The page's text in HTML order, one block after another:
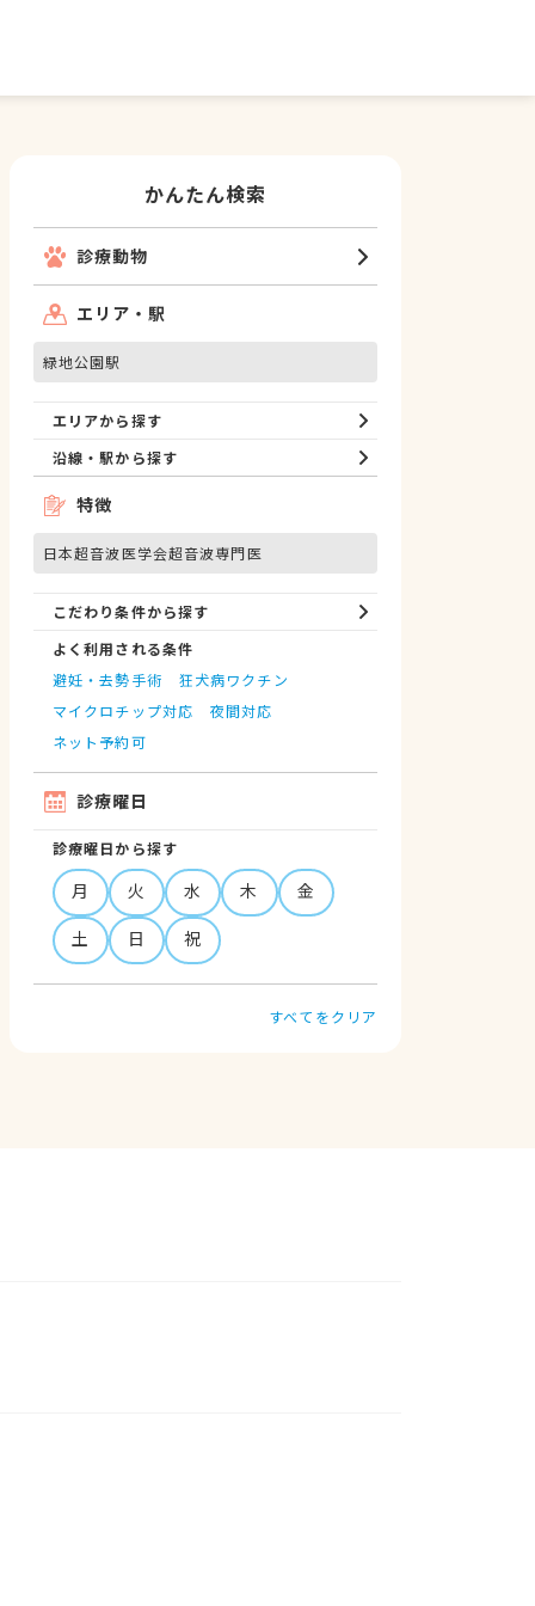
かんたん検索
診療動物
エリア・駅
緑地公園駅
エリアから探す
沿線・駅から探す
特徴
日本超音波医学会超音波専門医
こだわり条件から探す
よく利用される条件
避妊・去勢手術
狂犬病ワクチン
マイクロチップ対応
夜間対応
ネット予約可
診療曜日
診療曜日から探す
月 火 水 木
金
土
日 祝
すべてをクリア